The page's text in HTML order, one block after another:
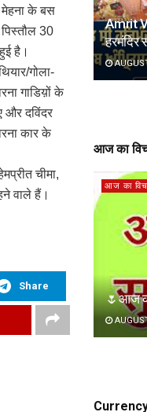
मेहना के बस
30
है।
गोला-
गाडिय़ों के
और दविंदर
कार के
चीमा,
वाले हैं।
Share
Amrit
हरमंदिर
आज का
आज का
🌷आज